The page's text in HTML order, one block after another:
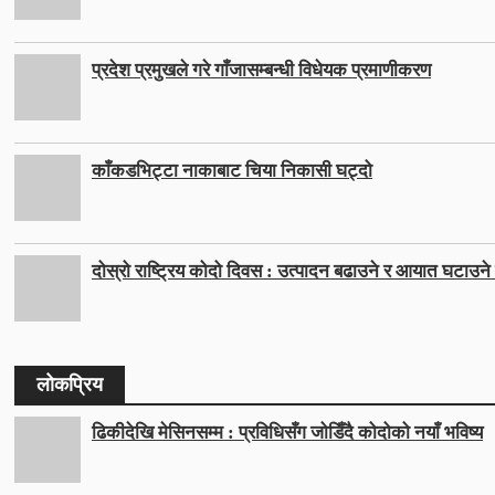
प्रदेश प्रमुखले गरे गाँजासम्बन्धी विधेयक प्रमाणीकरण
काँकडभिट्टा नाकाबाट चिया निकासी घट्दो
दोस्रो राष्ट्रिय कोदो दिवस : उत्पादन बढाउने र आयात घटाउने
लोकप्रिय
ढिकीदेखि मेसिनसम्म : प्रविधिसँग जोडिँदै कोदोको नयाँ भविष्य